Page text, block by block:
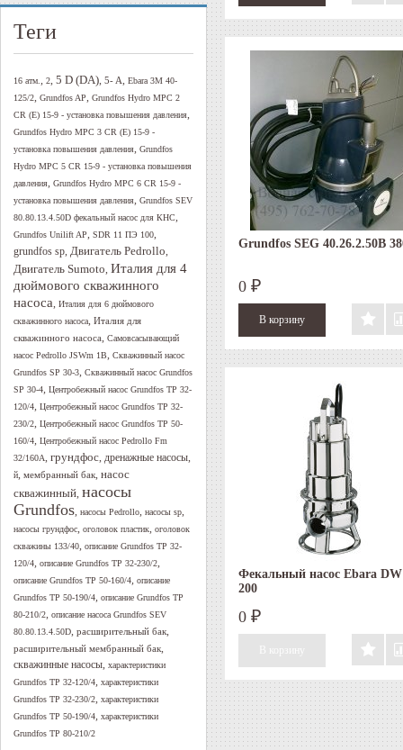
Теги
16 атм. , 2, 5 D (DA), 5- A, Ebara 3M 40-
125/2, Grundfos AP, Grundfos Hydro MPC 2
CR (E) 15-9 - установка повышения давления,
Grundfos Hydro MPC 3 CR (E) 15-9 -
установка повышения давления, Grundfos
Hydro MPC 5 CR 15-9 - установка повышения
давления, Grundfos Hydro MPC 6 CR 15-9 -
установка повышения давления, Grundfos SEV
80.80.13.4.50D фекальный насос для КНС,
Grundfos Unilift AP, SDR 11 ПЭ 100,
grundfos sp, Двигатель Pedrollo,
Двигатель Sumoto, Италия для 4
дюймового скважинного
насоса, Италия для 6 дюймового
скважинного насоса, Италия для
скважинного насоса, Самовсасывающий
насос Pedrollo JSWm 1B, Скважинный насос
Grundfos SP 30-3, Скважинный насос Grundfos
SP 30-4, Центробежный насос Grundfos TP 32-
120/4, Центробежный насос Grundfos TP 32-
230/2, Центробежный насос Grundfos TP 50-
160/4, Центробежный насос Pedrollo Fm
32/160A, грундфос, дренажные насосы,
й, мембранный бак, насос
скважинный, насосы
Grundfos, насосы Pedrollo, насосы sp,
насосы грундфос, оголовок пластик, оголовок
скважины 133/40, описание Grundfos TP 32-
120/4, описание Grundfos TP 32-230/2,
описание Grundfos TP 50-160/4, описание
Grundfos TP 50-190/4, описание Grundfos TP
80-210/2, описание насоса Grundfos SEV
80.80.13.4.50D, расширительный бак,
расширительный мембранный бак,
скважинные насосы, характеристики
Grundfos TP 32-120/4, характеристики
Grundfos TP 32-230/2, характеристики
Grundfos TP 50-190/4, характеристики
Grundfos TP 80-210/2
Grundfos SEG 40.26.2.50B
0 ₽
Фекальный насос Ebara DW
200
0 ₽